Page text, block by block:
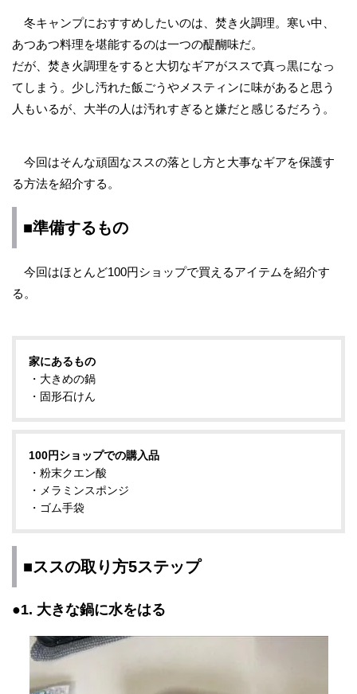
冬キャンプにおすすめしたいのは、焚き火調理。寒い中、
あつあつ料理を堪能するのは一つの醍醐味だ。
だが、焚き火調理をすると大切なギアがススで真っ黒になっ
てしまう。少し汚れた飯ごうやメスティンに味があると思う
人もいるが、大半の人は汚れすぎると嫌だと感じるだろう。
今回はそんな頑固なススの落とし方と大事なギアを保護す
る方法を紹介する。
■準備するもの
今回はほとんど100円ショップで買えるアイテムを紹介す
る。
家にあるもの
・大きめの鍋
・固形石けん
100円ショップでの購入品
・粉末クエン酸
・メラミンスポンジ
・ゴム手袋
■ススの取り方5ステップ
●1. 大きな鍋に水をはる